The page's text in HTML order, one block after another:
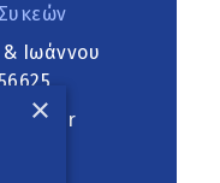
Ιωάννου
×